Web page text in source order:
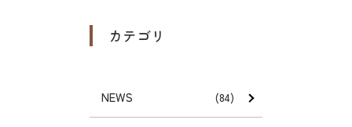
カテゴリ
NEWS (84)